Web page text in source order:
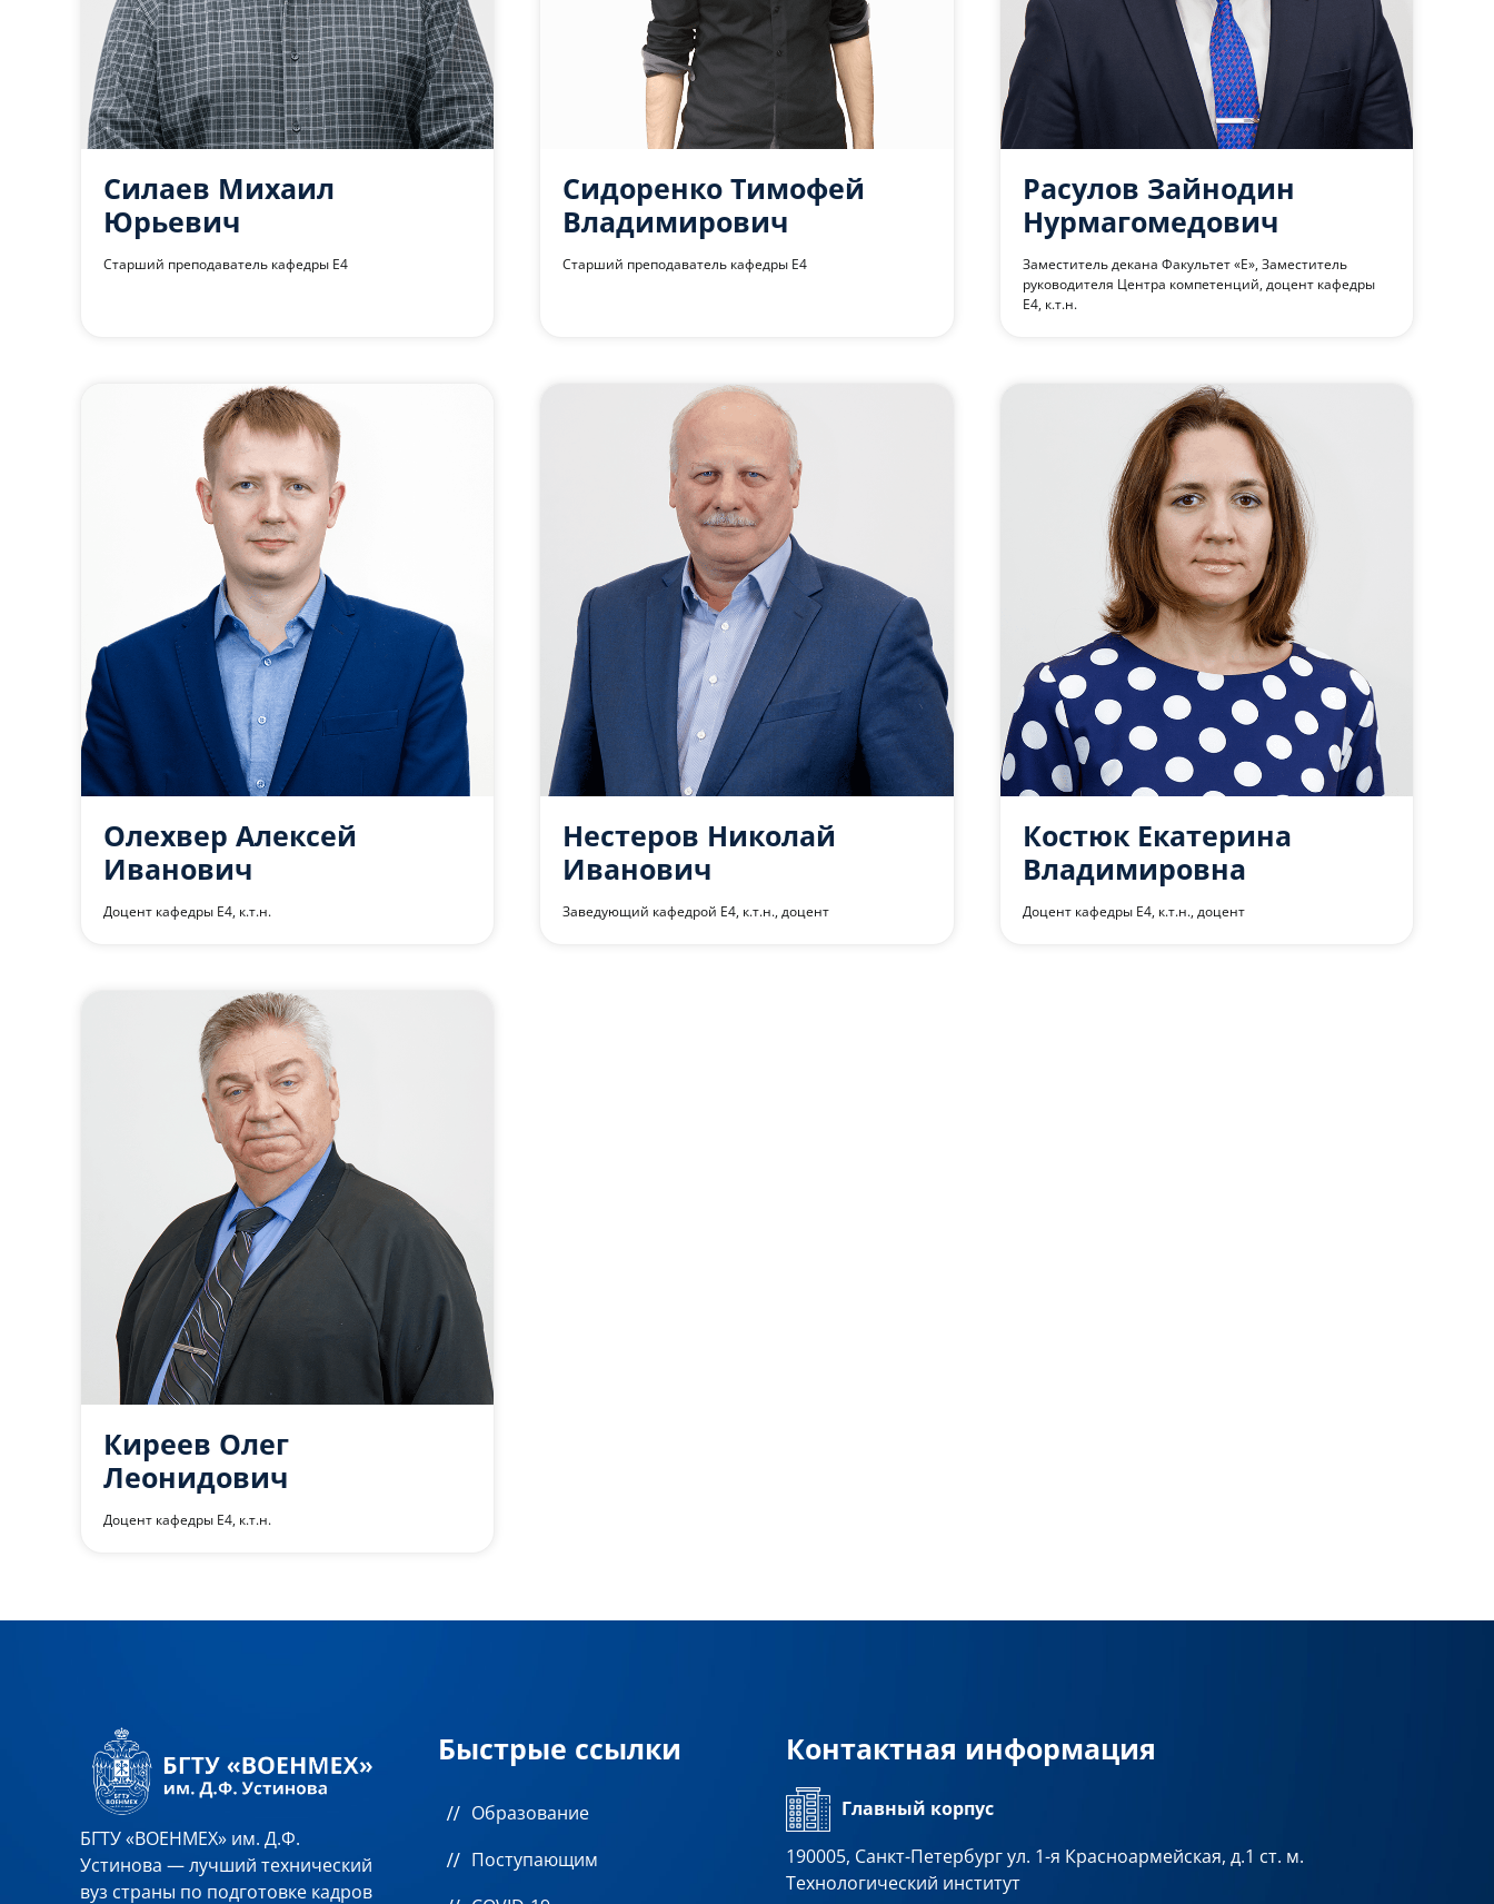
Силаев Михаил
Юрьевич
Старший преподаватель кафедры Е4
Сидоренко Тимофей
Владимирович
Старший преподаватель кафедры Е4
Расулов Зайнодин
Нурмагомедович
Заместитель декана Факультет «Е», Заместитель
руководителя Центра компетенций, доцент кафедры
Е4, к.т.н.
Олехвер Алексей
Иванович
Доцент кафедры Е4, к.т.н.
Нестеров Николай
Иванович
Заведующий кафедрой Е4, к.т.н., доцент
Костюк Екатерина
Владимировна
Доцент кафедры Е4, к.т.н., доцент
Киреев Олег
Леонидович
Доцент кафедры Е4, к.т.н.
БГТУ «ВОЕНМЕХ» им. Д.Ф.
Устинова — лучший технический
вуз страны по подготовке кадров
Быстрые ссылки
Образование
Поступающим
Контактная информация
Главный корпус
190005, Санкт-Петербург ул. 1-я Красноармейская, д.1 ст. м.
Технологический институт